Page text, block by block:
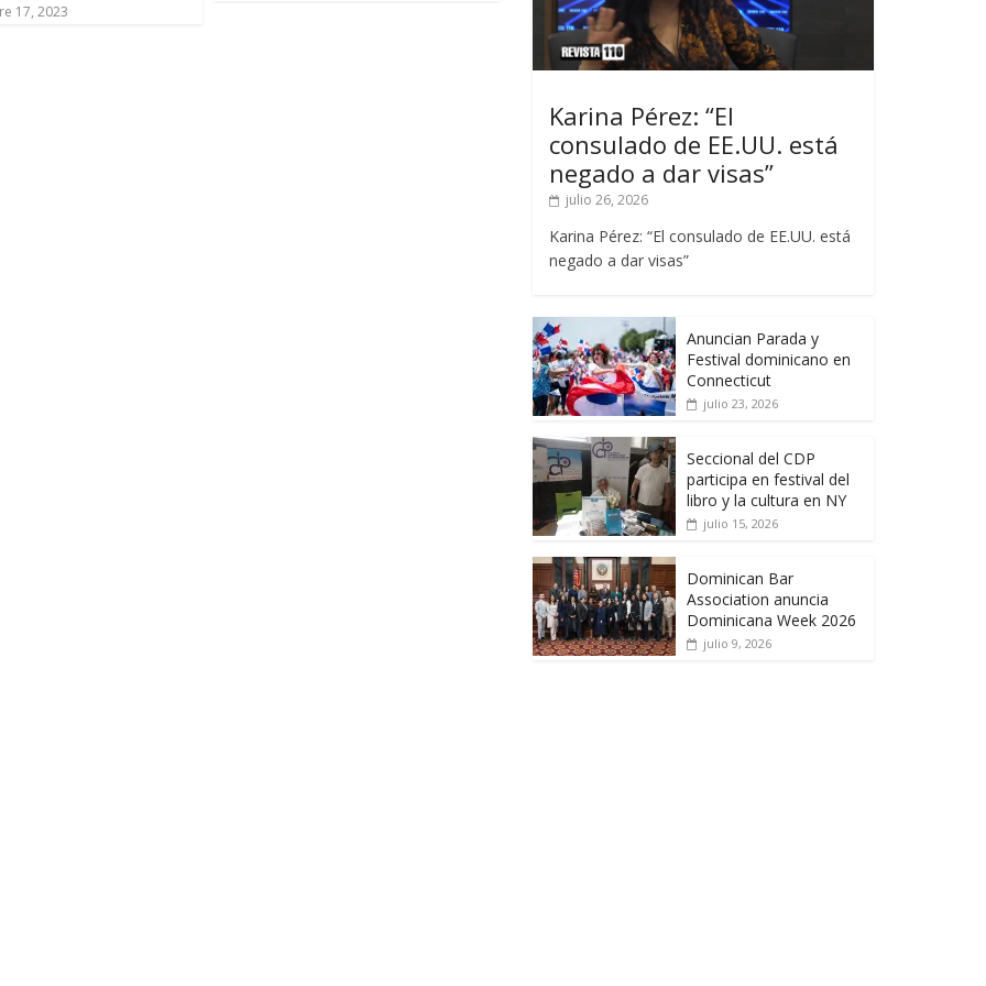
17, 2023
Karina Pérez: “El
consulado de EE.UU. está
negado a dar visas”
julio 26, 2026
Karina Pérez: “El consulado de EE.UU. está
negado a dar visas”
Anuncian Parada y
Festival dominicano en
Connecticut
julio 23, 2026
Seccional del CDP
participa en festival del
libro y la cultura en NY
julio 15, 2026
Dominican Bar
Association anuncia
Dominicana Week 2026
julio 9, 2026